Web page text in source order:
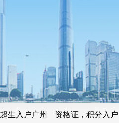
超生入户广州 资格证，积分入户